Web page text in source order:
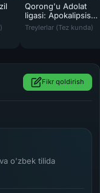
tilida O'zbekcha
Ko'z) / Aqllar Uzbek
Qorong'u Adolat
ligasi: Apokalipsis
urushi
Qorong'u Adolat
Treylerlar (Tez kunda)
Fikr qoldirish
o'zbek tilida